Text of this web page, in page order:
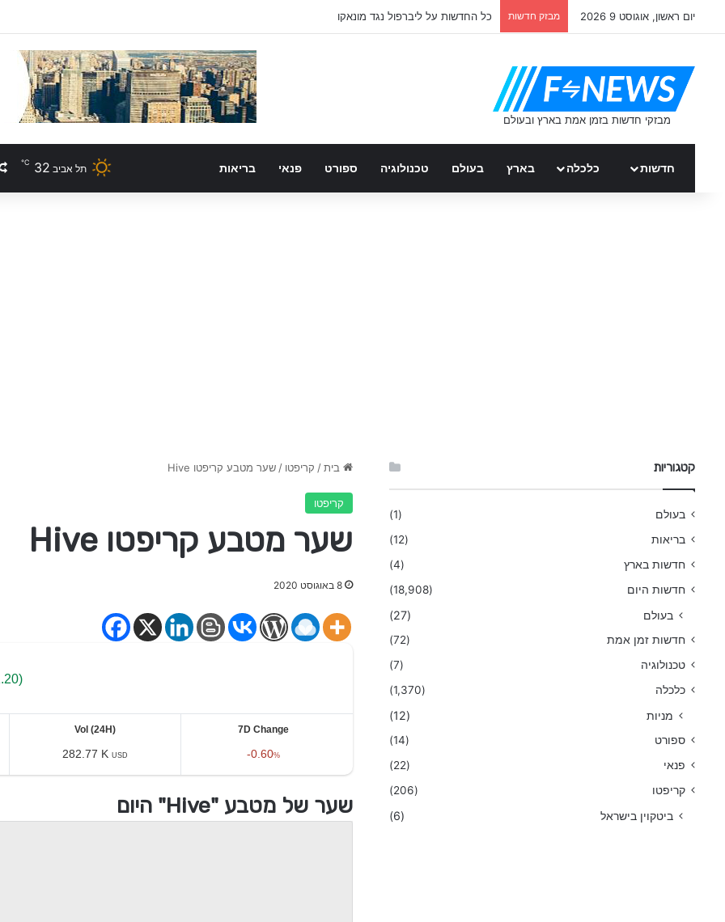
יום ראשון, אוגוסט 9 2026 מבזק חדשות כל החדשות על ליברפול נגד מונאקו
חדשות כלכלה בארץ בעולם טכנולוגיה ספורט פנאי בריאות תל אביב 32
℃
בית / קריפטו / שער מטבע קריפטו Hive
קריפטו
שער מטבע קריפטו Hive
8 באוגוסט 2020
Vol (24H)
282.77 KUSD
7D Change
-0.60%
שער של מטבע "Hive" היום
קטגוריות
בעולם
(1)
בריאות
(12)
חדשות בארץ
(4)
חדשות היום
(18,908)
בעולם (27)
חדשות זמן אמת
(72)
טכנולוגיה
(7)
כלכלה
(1,370)
מניות (12)
ספורט
(14)
פנאי
(22)
קריפטו
(206)
ביטקוין בישראל (6)